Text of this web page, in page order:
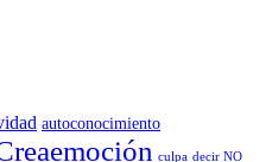
autoconocimiento
culpa decir NO